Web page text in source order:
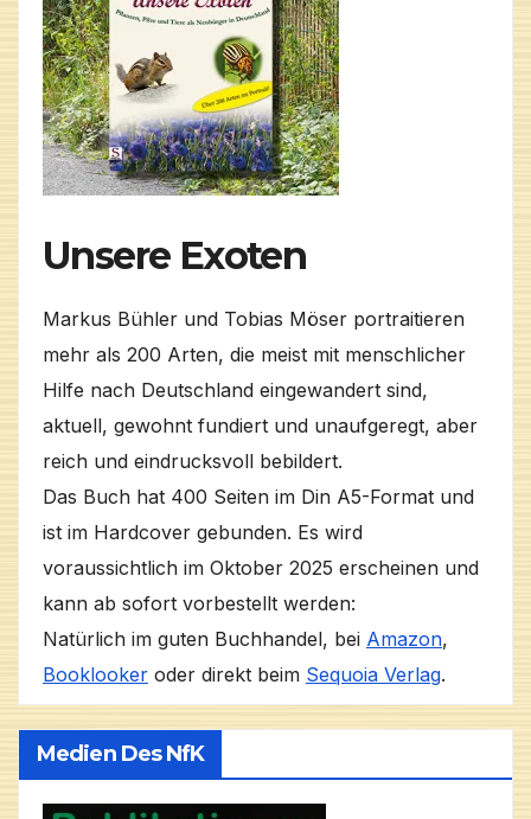
Unsere Exoten
Markus Bühler und Tobias Möser portraitieren
mehr als 200 Arten, die meist mit menschlicher
Hilfe nach Deutschland eingewandert sind,
aktuell, gewohnt fundiert und unaufgeregt, aber
reich und eindrucksvoll bebildert.
Das Buch hat 400 Seiten im Din A5-Format und
ist im Hardcover gebunden. Es wird
voraussichtlich im Oktober 2025 erscheinen und
kann ab sofort vorbestellt werden:
Natürlich im guten Buchhandel, bei Amazon,
Booklooker oder direkt beim Sequoia Verlag.
Medien Des NfK